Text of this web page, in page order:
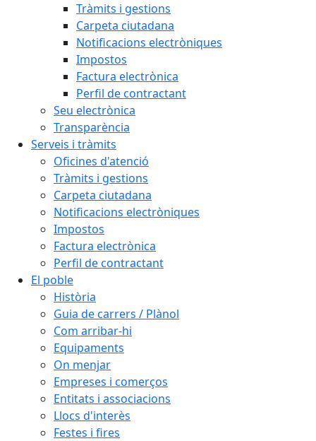
Tràmits i gestions
Carpeta ciutadana
Notificacions electròniques
Impostos
Factura electrònica
Perfil de contractant
Seu electrònica
Transparència
Serveis i tràmits
Oficines d'atenció
Tràmits i gestions
Carpeta ciutadana
Notificacions electròniques
Impostos
Factura electrònica
Perfil de contractant
El poble
Història
Guia de carrers / Plànol
Com arribar-hi
Equipaments
On menjar
Empreses i comerços
Entitats i associacions
Llocs d'interès
Festes i fires